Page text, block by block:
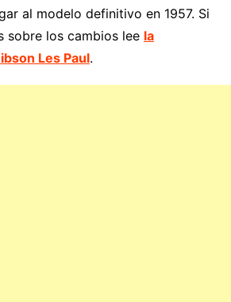
al modelo definitivo en 1957. Si
sobre los cambios lee la
Les Paul.